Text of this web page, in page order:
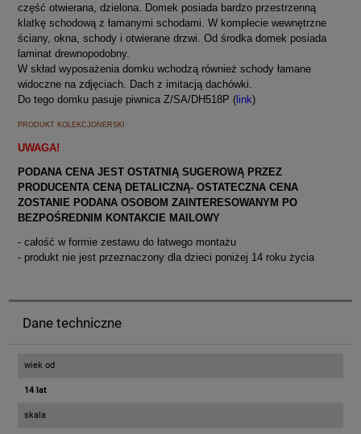
część otwierana, dzielona. Domek posiada bardzo przestrzenną
klatkę schodową z łamanymi schodami. W komplecie wewnętrzne
ściany, okna, schody i otwierane drzwi. Od środka domek posiada
laminat drewnopodobny.
W skład wyposażenia domku wchodzą również schody łamane
widoczne na zdjęciach. Dach z imitacją dachówki.
Do tego domku pasuje piwnica Z/SA/DH518P ( link)
PRODUKT KOLEKCJONERSKI
UWAGA!
PODANA CENA JEST OSTATNIĄ SUGEROWĄ PRZEZ
PRODUCENTA CENĄ DETALICZNĄ- OSTATECZNA CENA
ZOSTANIE PODANA OSOBOM ZAINTERESOWANYM PO
BEZPOŚREDNIM KONTAKCIE MAILOWY
- całość w formie zestawu do łatwego montażu
- produkt nie jest przeznaczony dla dzieci poniżej 14 roku życia
Dane techniczne
wiek od
14 lat
skala